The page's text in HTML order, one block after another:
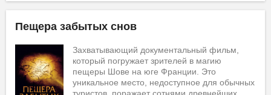
Пещера забытых снов
Захватывающий документальный фильм,
который погружает зрителей в магию
пещеры Шове на юге Франции. Это
уникальное место, недоступное для обычных